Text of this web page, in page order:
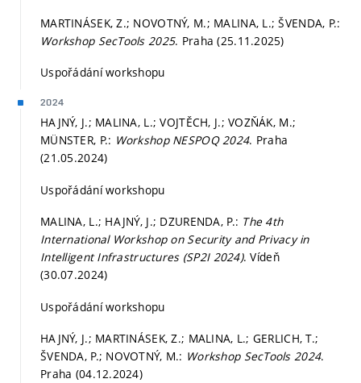
MARTINÁSEK, Z.; NOVOTNÝ, M.; MALINA, L.; ŠVENDA, P.:
Workshop SecTools 2025. Praha (25.11.2025)
Uspořádání workshopu
2024
HAJNÝ, J.; MALINA, L.; VOJTĚCH, J.; VOZŇÁK, M.;
MÜNSTER, P.: Workshop NESPOQ 2024. Praha
(21.05.2024)
Uspořádání workshopu
MALINA, L.; HAJNÝ, J.; DZURENDA, P.: The 4th
International Workshop on Security and Privacy in
Intelligent Infrastructures (SP2I 2024). Vídeň
(30.07.2024)
Uspořádání workshopu
HAJNÝ, J.; MARTINÁSEK, Z.; MALINA, L.; GERLICH, T.;
ŠVENDA, P.; NOVOTNÝ, M.: Workshop SecTools 2024.
Praha (04.12.2024)